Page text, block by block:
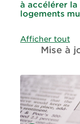
à accélérer la
logements
Afficher tout
Mise à